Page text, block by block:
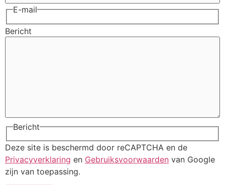
E-mail
Bericht
Bericht
Deze site is beschermd door reCAPTCHA en de
Privacyverklaring en Gebruiksvoorwaarden van Google
zijn van toepassing.